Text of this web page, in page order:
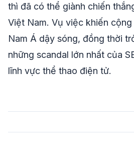
thì đã có thể giành chiến
Việt Nam. Vụ việc khiến
Nam Á dậy sóng, đồng thời
những scandal lớn nhất của
lĩnh vực thể thao điện tử.